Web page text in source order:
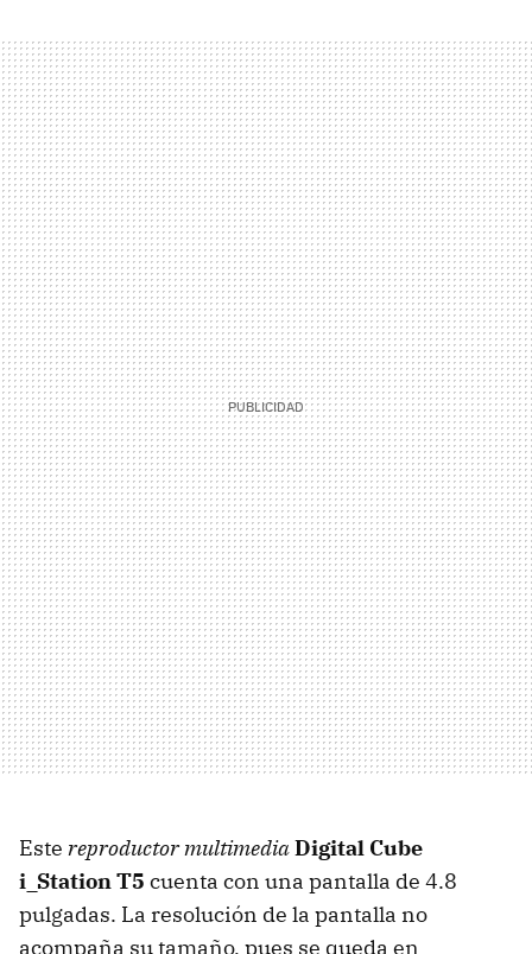
Este reproductor multimediaDigital Cube
i_Station T5 cuenta con una pantalla de 4.8
pulgadas. La resolución de la pantalla no
acompaña su tamaño, pues se queda en